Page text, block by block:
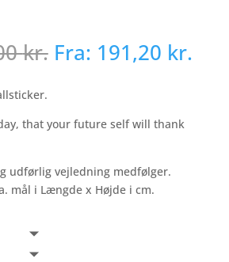
kr. Fra: 191,20 kr.
that your future self will thank
udførlig vejledning medfølger.
mål i Længde x Højde i cm.